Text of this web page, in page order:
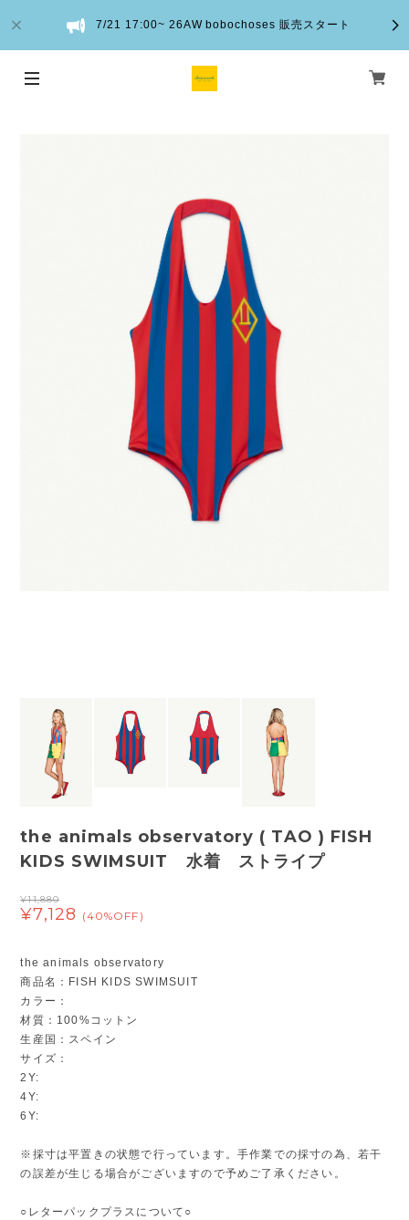
7/21 17:00~ 26AW bobochoses 販売スタート
the animals observatory ( TAO ) FISH
KIDS SWIMSUIT 水着 ストライプ
¥11,880
¥7,128 (40%OFF)
the animals observatory
商品名：FISH KIDS SWIMSUIT
カラー：
材質：100%コットン
生産国：スペイン
サイズ：
2Y:
4Y:
6Y:
※採寸は平置きの状態で行っています。手作業での採寸の為、若干
の誤差が生じる場合がございますので予めご了承ください。
○レターパックプラスについて○